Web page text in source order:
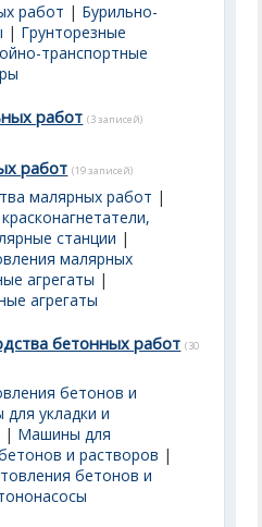
работ | Бурильно-
| Грунторезные
транспортные
работ (3 записей)
работ (19 записей)
малярных работ |
станции |
малярных
агрегаты |
агрегаты
бетонных работ (30
бетонов и
укладки и
| Машины для
и растворов |
бетонов и